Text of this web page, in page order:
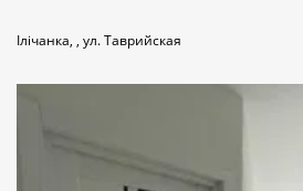
Ілічанка, , ул. Таврийская